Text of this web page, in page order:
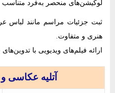
لوکیشن‌های منحصر به‌فرد
ثبت جزئیات مراسم مانند لباس
هنری و متفاوت.
ارائه فیلم‌های ویدیویی با
آتلیه عکاسی